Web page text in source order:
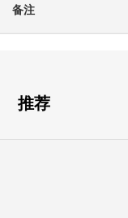
备注
推荐